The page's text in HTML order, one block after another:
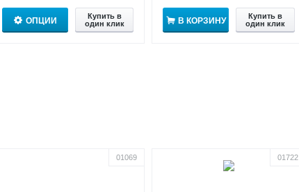
ОПЦИИ
Купить в
один клик
В КОРЗИНУ
Купить в
один клик
01069 01722